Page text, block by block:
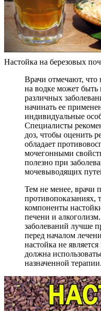
Настойка на березовых
Врачи отмечают, что
на водке может быть
различных
начинать ее
индивидуальные
Специалисты
доз, чтобы оценить
обладает
мочегонными
полезно при
мочевыводящих
Тем не менее, врачи
противопоказаниях,
компоненты
печени и
заболеваний лучше
перед началом
настойка не
должна
назначенной терапии.